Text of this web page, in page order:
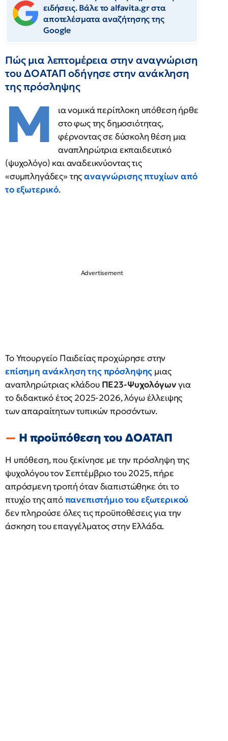
ειδήσεις. Βάλε το alfavita.gr στα
αποτελέσματα αναζήτησης της
Google
Πώς μια λεπτομέρεια στην αναγνώριση
του ΔΟΑΤΑΠ οδήγησε στην ανάκληση
της πρόσληψης
Μ
ια νομικά περίπλοκη υπόθεση ήρθε
στο φως της δημοσιότητας,
φέρνοντας σε δύσκολη θέση μια
αναπληρώτρια εκπαιδευτικό
(ψυχολόγο) και αναδεικνύοντας τις
«συμπληγάδες» τηςαναγνώρισης πτυχίων από
το εξωτερικό.
Το Υπουργείο Παιδείας προχώρησε στην
επίσημη ανάκληση της πρόσληψης μιας
αναπληρώτριας κλάδουΠΕ23-Ψυχολόγωνγια
το διδακτικό έτος 2025-2026, λόγω έλλειψης
των απαραίτητων τυπικών προσόντων.
Η προϋπόθεση του ΔΟΑΤΑΠ
Η υπόθεση, που ξεκίνησε με την πρόσληψη της
ψυχολόγου τον Σεπτέμβριο του 2025, πήρε
απρόσμενη τροπή όταν διαπιστώθηκε ότι το
πτυχίο της απόπανεπιστήμιο του εξωτερικού
δεν πληρούσε όλες τις προϋποθέσεις για την
άσκηση του επαγγέλματος στην Ελλάδα.